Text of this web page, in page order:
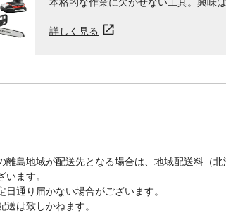
本格的な作業に欠かせない工具。興味
詳しく見る
離島地域が配送先となる場合は、地域配送料（
ます。
通り届かない場合がございます。
は致しかねます。